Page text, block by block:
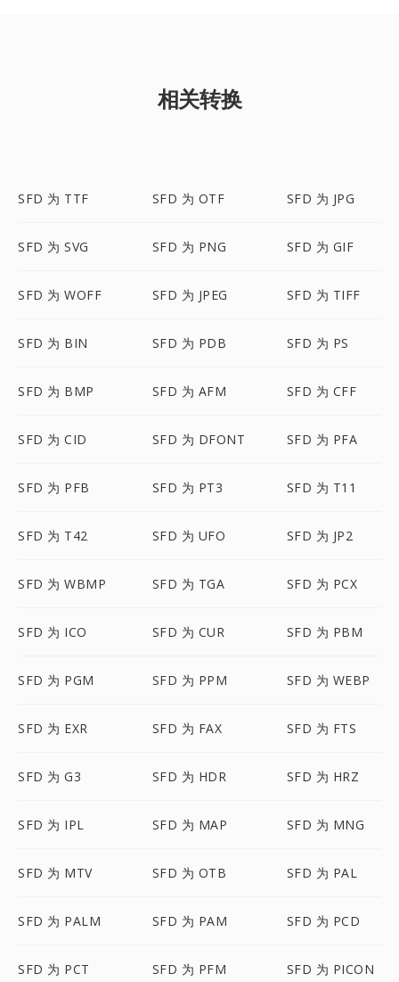
相关转换
SFD 为 TTF SFD 为 OTF SFD 为 JPG
SFD 为 SVG SFD 为 PNG SFD 为 GIF
SFD 为 WOFF SFD 为 JPEG SFD 为 TIFF
SFD 为 BIN SFD 为 PDB SFD 为 PS
SFD 为 BMP SFD 为 AFM SFD 为 CFF
SFD 为 CID SFD 为 DFONT SFD 为 PFA
SFD 为 PFB SFD 为 PT3 SFD 为 T11
SFD 为 T42 SFD 为 UFO SFD 为 JP2
SFD 为 WBMP SFD 为 TGA SFD 为 PCX
SFD 为 ICO SFD 为 CUR SFD 为 PBM
SFD 为 PGM SFD 为 PPM SFD 为 WEBP
SFD 为 EXR SFD 为 FAX SFD 为 FTS
SFD 为 G3 SFD 为 HDR SFD 为 HRZ
SFD 为 IPL SFD 为 MAP SFD 为 MNG
SFD 为 MTV SFD 为 OTB SFD 为 PAL
SFD 为 PALM SFD 为 PAM SFD 为 PCD
SFD 为 PCT SFD 为 PFM SFD 为 PICON